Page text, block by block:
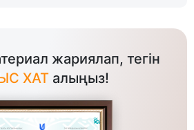
жариялап, тегін
ХАТ алыңыз!